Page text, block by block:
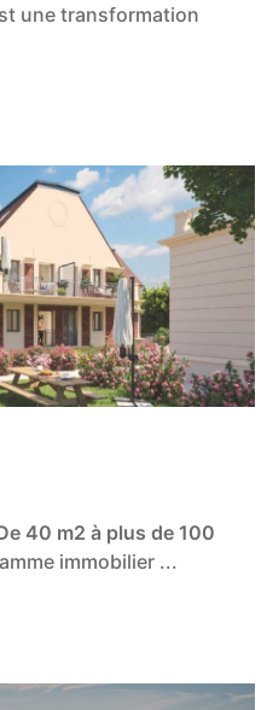
une transformation
40 m2 à plus de 100
immobilier ...